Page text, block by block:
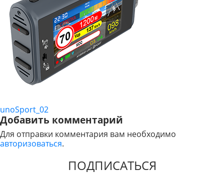
НАВИГАЦИЯ
ПО
ЗАПИСЯМ
unoSport_02
Добавить комментарий
Для отправки комментария вам необходимо
авторизоваться.
ПОДПИСАТЬСЯ